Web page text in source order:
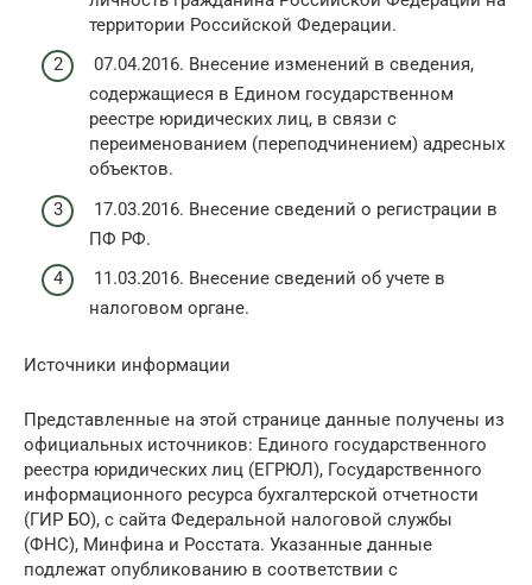
территории Российской Федерации.
07.04.2016. Внесение изменений в сведения,
содержащиеся в Едином государственном
реестре юридических лиц, в связи с
переименованием (переподчинением) адресных
объектов.
17.03.2016. Внесение сведений о регистрации в
ПФ РФ.
11.03.2016. Внесение сведений об учете в
налоговом органе.
Источники информации
Представленные на этой странице данные получены из
официальных источников: Единого государственного
реестра юридических лиц (ЕГРЮЛ), Государственного
информационного ресурса бухгалтерской отчетности
(ГИР БО), с сайта Федеральной налоговой службы
(ФНС), Минфина и Росстата. Указанные данные
подлежат опубликованию в соответствии с